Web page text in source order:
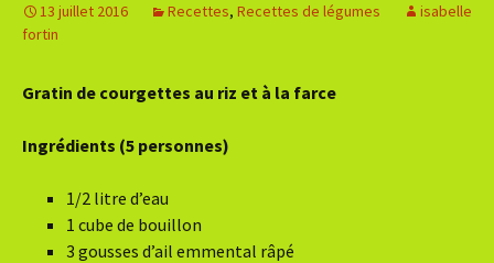
13 juillet 2016 Recettes, Recettes de légumes
isabelle
fortin
Gratin de courgettes au riz et à la farce
Ingrédients (5 personnes)
1/2 litre d’eau
1 cube de bouillon
3 gousses d’ail emmental râpé